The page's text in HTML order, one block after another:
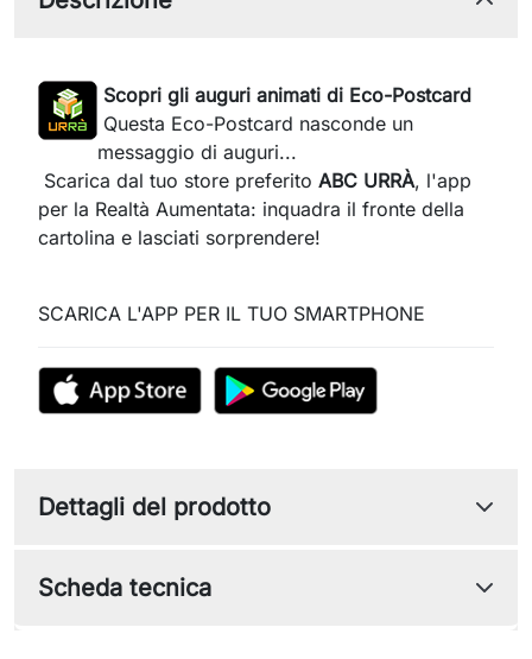
Scopri gli auguri animati di Eco-Postcard
Questa Eco-Postcard nasconde un
messaggio di auguri...
Scarica dal tuo store preferito ABC URRÀ, l'app
per la Realtà Aumentata: inquadra il fronte della
cartolina e lasciati sorprendere!
SCARICA L'APP PER IL TUO SMARTPHONE
Dettagli del prodotto
Scheda tecnica